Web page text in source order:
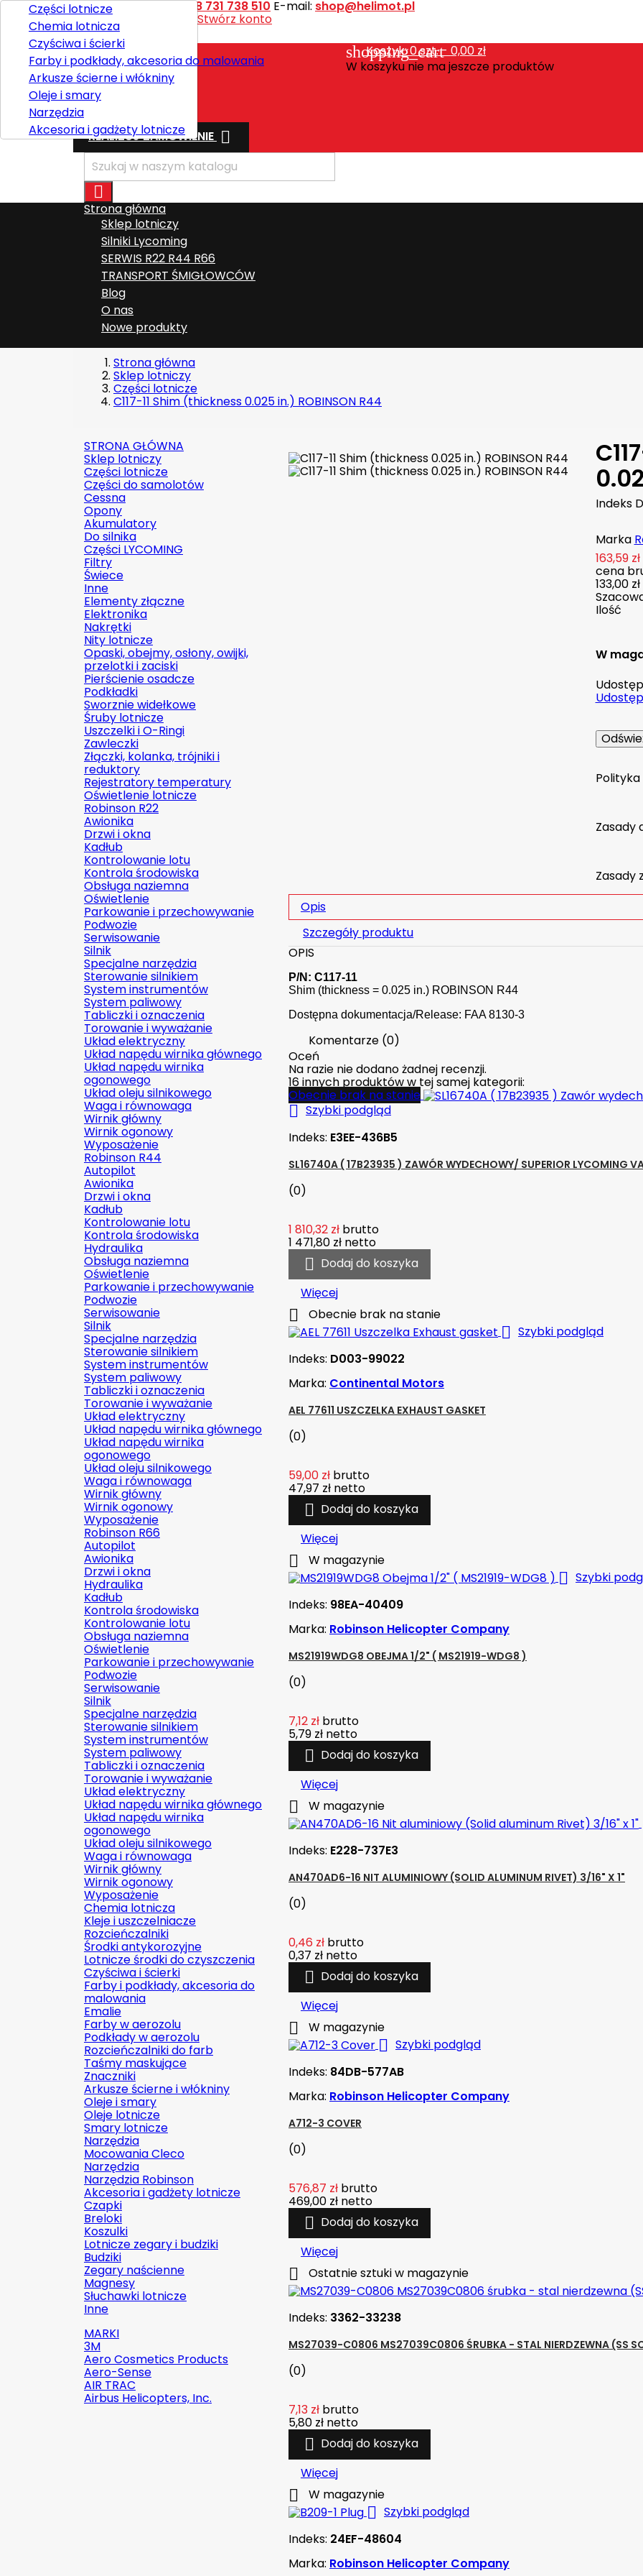
KontaktTelefon:+48 731 738 510 E-mail: shop@helimot.pl
Witaj,
Stwórz konto
Polski
shopping_cart
Koszyk:0szt. - 0,00 zł
W koszyku nie ma jeszcze produktów
Wysyłka
Razem
REALIZUJ ZAMÓWIENIE 

Strona główna
Sklep lotniczy
Części lotnicze
Chemia lotnicza
Czyściwa i ścierki
Farby i podkłady, akcesoria do malowania
Arkusze ścierne i włókniny
Oleje i smary
Narzędzia
Akcesoria i gadżety lotnicze
Silniki Lycoming
SERWIS R22 R44 R66
TRANSPORT ŚMIGŁOWCÓW
Blog
O nas
Nowe produkty
Strona główna
Sklep lotniczy
Części lotnicze
C117-11 Shim (thickness 0.025 in.) ROBINSON R44
STRONA GŁÓWNA
Sklep lotniczy
Części lotnicze
Części do samolotów
Cessna
Opony
Akumulatory
Do silnika
Części LYCOMING
Filtry
Świece
Inne
Elementy złączne
Elektronika
Nakrętki
Nity lotnicze
Opaski, obejmy, osłony, owijki,
przelotki i zaciski
Pierścienie osadcze
Podkładki
Sworznie widełkowe
Śruby lotnicze
Uszczelki i O-Ringi
Zawleczki
Złączki, kolanka, trójniki i
reduktory
Rejestratory temperatury
Oświetlenie lotnicze
Robinson R22
Awionika
Drzwi i okna
Kadłub
Kontrolowanie lotu
Kontrola środowiska
Obsługa naziemna
Oświetlenie
Parkowanie i przechowywanie
Podwozie
Serwisowanie
Silnik
Specjalne narzędzia
Sterowanie silnikiem
System instrumentów
System paliwowy
Tabliczki i oznaczenia
Torowanie i wyważanie
Układ elektryczny
Układ napędu wirnika głównego
Układ napędu wirnika
ogonowego
Układ oleju silnikowego
Waga i równowaga
Wirnik główny
Wirnik ogonowy
Wyposażenie
Robinson R44
Autopilot
Awionika
Drzwi i okna
Kadłub
Kontrolowanie lotu
Kontrola środowiska
Hydraulika
Obsługa naziemna
Oświetlenie
Parkowanie i przechowywanie
Podwozie
Serwisowanie
Silnik
Specjalne narzędzia
Sterowanie silnikiem
System instrumentów
System paliwowy
Tabliczki i oznaczenia
Torowanie i wyważanie
Układ elektryczny
Układ napędu wirnika głównego
Układ napędu wirnika
ogonowego
Układ oleju silnikowego
Waga i równowaga
Wirnik główny
Wirnik ogonowy
Wyposażenie
Robinson R66
Autopilot
Awionika
Drzwi i okna
Hydraulika
Kadłub
Kontrola środowiska
Kontrolowanie lotu
Obsługa naziemna
Oświetlenie
Parkowanie i przechowywanie
Podwozie
Serwisowanie
Silnik
Specjalne narzędzia
Sterowanie silnikiem
System instrumentów
System paliwowy
Tabliczki i oznaczenia
Torowanie i wyważanie
Układ elektryczny
Układ napędu wirnika głównego
Układ napędu wirnika
ogonowego
Układ oleju silnikowego
Waga i równowaga
Wirnik główny
Wirnik ogonowy
Wyposażenie
Chemia lotnicza
Kleje i uszczelniacze
Rozcieńczalniki
Środki antykorozyjne
Lotnicze środki do czyszczenia
Czyściwa i ścierki
Farby i podkłady, akcesoria do
malowania
Emalie
Farby w aerozolu
Podkłady w aerozolu
Rozcieńczalniki do farb
Taśmy maskujące
Znaczniki
Arkusze ścierne i włókniny
Oleje i smary
Oleje lotnicze
Smary lotnicze
Narzędzia
Mocowania Cleco
Narzędzia
Narzędzia Robinson
Akcesoria i gadżety lotnicze
Czapki
Breloki
Koszulki
Lotnicze zegary i budziki
Budziki
Zegary naścienne
Magnesy
Słuchawki lotnicze
Inne
MARKI
3M
Aero Cosmetics Products
Aero-Sense
AIR TRAC
Airbus Helicopters, Inc.
Indeks
Marka
163,59 zł
cena
133,00 zł
Ilość
W
Zasady
Zasady
Opis
Szczegóły produktu
OPIS
P/N: C117-11
Shim (thickness = 0.025 in.) ROBINSON R44
Dostępna dokumentacja/Release: FAA 8130-3
Komentarze (0)
Oceń
Na razie nie dodano żadnej recenzji.
16 innych produktów w tej samej kategorii:
Obecnie brak na stanie
 Szybki podgląd
Indeks: E3EE-436B5
SL16740A ( 17B23935 ) ZAWÓR WYDECHOWY/ SUPERIOR LYCOMING
(0)
1 810,32 zł brutto
1 471,80 zł netto
 Dodaj do koszyka
Więcej
 Obecnie brak na stanie
 Szybki podgląd
Indeks: D003-99022
Marka: Continental Motors
AEL 77611 USZCZELKA EXHAUST GASKET
(0)
59,00 zł brutto
47,97 zł netto
 Dodaj do koszyka
Więcej
 W magazynie
 Szybki
Indeks: 98EA-40409
Marka: Robinson Helicopter Company
MS21919WDG8 OBEJMA 1/2" ( MS21919-WDG8 )
(0)
7,12 zł brutto
5,79 zł netto
 Dodaj do koszyka
Więcej
 W magazynie
Indeks: E228-737E3
AN470AD6-16 NIT ALUMINIOWY (SOLID ALUMINUM RIVET) 3/16" X 1"
(0)
0,46 zł brutto
0,37 zł netto
 Dodaj do koszyka
Więcej
 W magazynie
 Szybki podgląd
Indeks: 84DB-577AB
Marka: Robinson Helicopter Company
A712-3 COVER
(0)
576,87 zł brutto
469,00 zł netto
 Dodaj do koszyka
Więcej
 Ostatnie sztuki w magazynie
Indeks: 3362-33238
MS27039-C0806 MS27039C0806 ŚRUBKA - STAL NIERDZEWNA (SS
(0)
7,13 zł brutto
5,80 zł netto
 Dodaj do koszyka
Więcej
 W magazynie
 Szybki podgląd
Indeks: 24EF-48604
Marka: Robinson Helicopter Company